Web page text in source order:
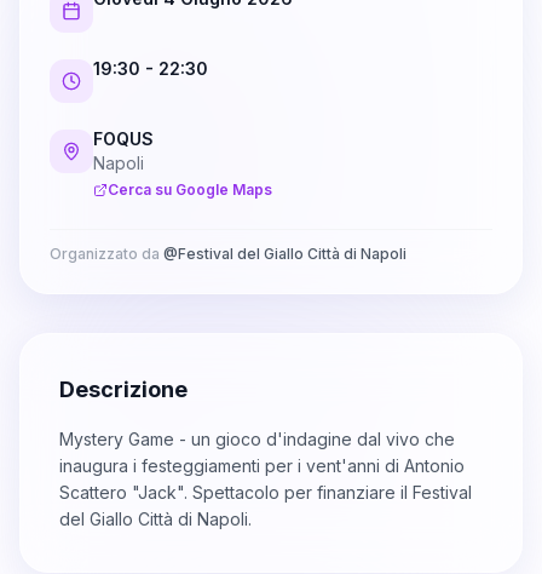
19:30 - 22:30
FOQUS
Napoli
Cerca su Google Maps
Organizzato da @Festival del Giallo Città di Napoli
Descrizione
Mystery Game - un gioco d'indagine dal vivo che
inaugura i festeggiamenti per i vent'anni di Antonio
Scattero "Jack". Spettacolo per finanziare il Festival
del Giallo Città di Napoli.